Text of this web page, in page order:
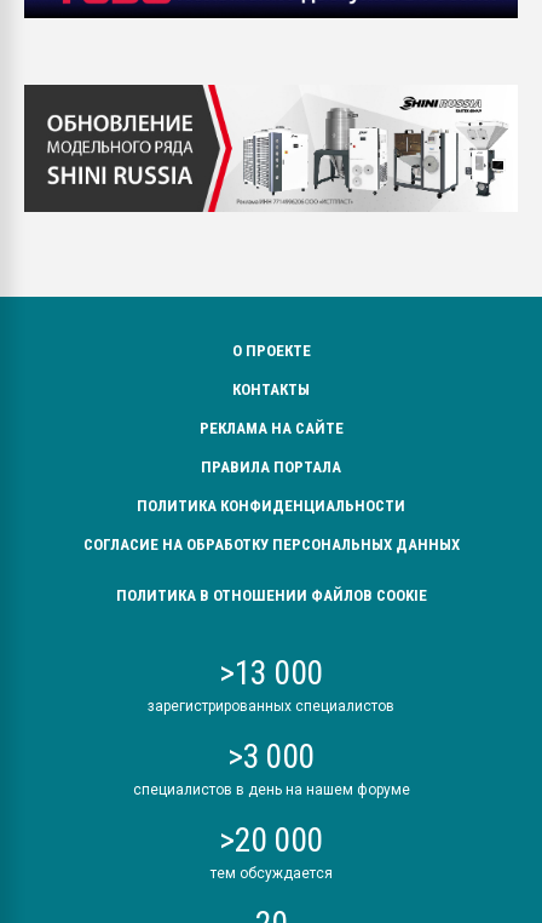
О ПРОЕКТЕ
КОНТАКТЫ
РЕКЛАМА НА САЙТЕ
ПРАВИЛА ПОРТАЛА
ПОЛИТИКА КОНФИДЕНЦИАЛЬНОСТИ
СОГЛАСИЕ НА ОБРАБОТКУ ПЕРСОНАЛЬНЫХ ДАННЫХ
ПОЛИТИКА В ОТНОШЕНИИ ФАЙЛОВ COOKIE
>13 000
зарегистрированных специалистов
>3 000
специалистов в день на нашем форуме
>20 000
тем обсуждается